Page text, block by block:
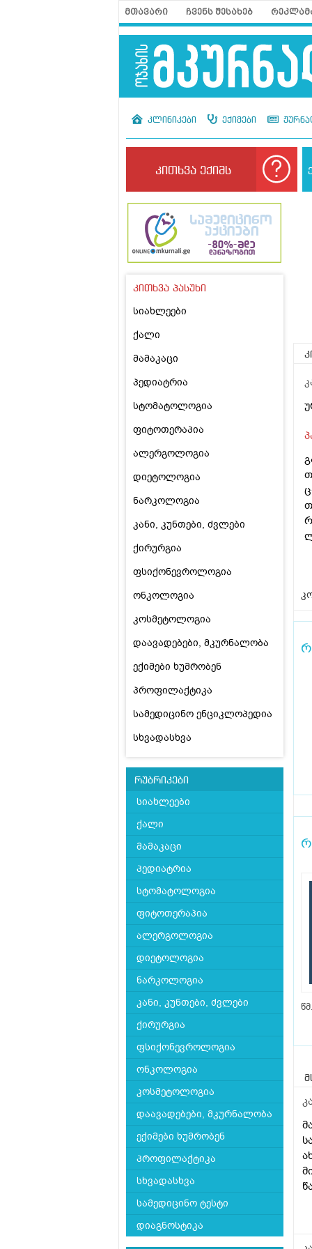
მთავარი ჩვენს შესახებ
კლინიკები ექიმები
კითხვა ექიმს
კითხვა პასუხი
სიახლეები
ქალი
მამაკაცი
პედიატრია
სტომატოლოგია
ფიტოთერაპია
ალერგოლოგია
დიეტოლოგია
ნარკოლოგია
კანი, კუნთები, ძვლები
ქირურგია
ფსიქონევროლოგია
ონკოლოგია
კოსმეტოლოგია
დაავადებები, მკურნალობა
ექიმები ხუმრობენ
პროფილაქტიკა
სამედიცინო ენციკლოპედია
სხვადასხვა
რუბრიკები
სიახლეები
ქალი
მამაკაცი
პედიატრია
სტომატოლოგია
ფიტოთერაპია
ალერგოლოგია
დიეტოლოგია
ნარკოლოგია
კანი, კუნთები, ძვლები
ქირურგია
ფსიქონევროლოგია
ონკოლოგია
კოსმეტოლოგია
დაავადებები, მკურნალობა
ექიმები ხუმრობენ
პროფილაქტიკა
სხვადასხვა
სამედიცინო ტესტი
დიაგნოსტიკა